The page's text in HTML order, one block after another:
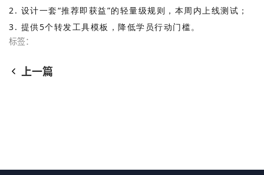
2. 设计一套“推荐即获益”的轻量级规则，本周内上线测试；
3. 提供5个转发工具模板，降低学员行动门槛。
标签：
上一篇